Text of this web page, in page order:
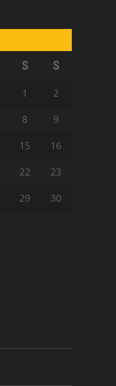
S S
1
2
8
9
15
16
22
23
29
30